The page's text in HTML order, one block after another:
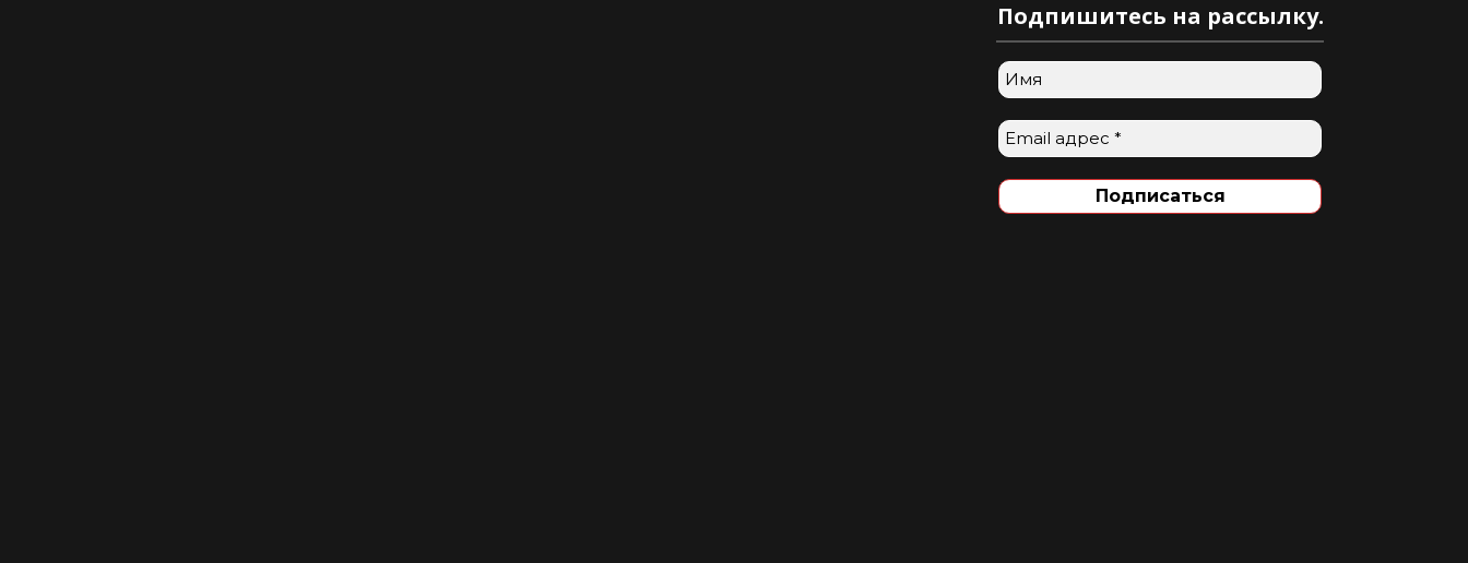
Подпишитесь на рассылку.